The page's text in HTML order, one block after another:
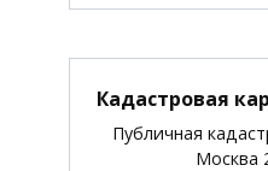
Кадастровая
Публичная
Москва